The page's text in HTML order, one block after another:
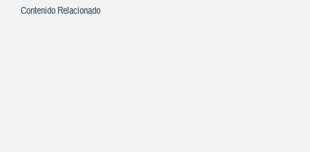
Contenido Relacionado